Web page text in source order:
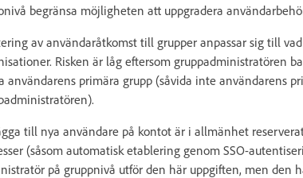
begränsa möjligheten att uppgradera
av användaråtkomst till grupper anpassar sig till
Risken är låg eftersom gruppadministratören
användarens primära grupp (såvida inte användarens
till nya användare på kontot är i allmänhet
(såsom automatisk etablering genom SSO-
på gruppnivå utför den här uppgiften, men den